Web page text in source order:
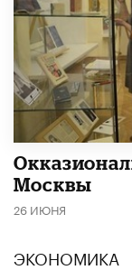
Москвы
26 ИЮНЯ
ЭКОНОМИКА